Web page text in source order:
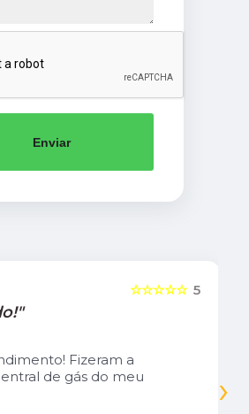
Enviar
5
☆☆☆☆☆
Fizeram a
de gás do meu
›